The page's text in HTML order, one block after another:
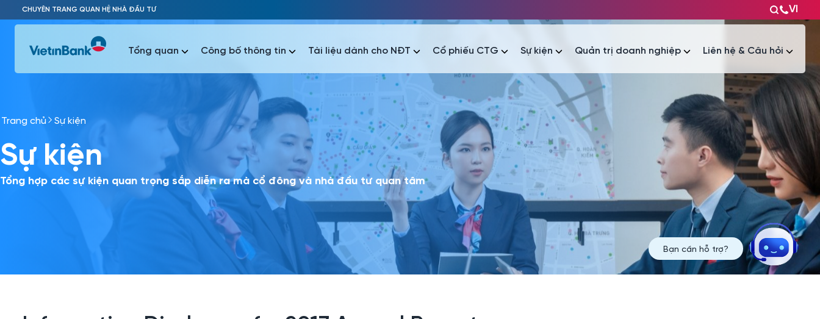
Skip to Main Content
CHUYÊN TRANG QUAN HỆ NHÀ ĐẦU TƯ VI
Phổ biến nhất
Báo cáo tài chính Thông tin giao dịch Công bố thông tin Sự kiện
Tổng quan Công bố thông tin Tài liệu dành cho NĐT Cổ phiếu CTG Sự kiện Quản trị doanh nghiệp Liên hệ & Câu hỏi
Phổ biến nhất
Thông tin giao dịch Công bố thông tin Tài liệu
Trang chủ Sự kiện
Sự kiện
Tổng hợp các sự kiện quan trọng sắp diễn ra mà cổ đông và nhà đầu tư quan tâm
Bạn cần hỗ trợ?